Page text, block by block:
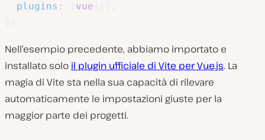
plugins : vue
Nell’esempio precedente, abbiamo importato e
installato solo il plugin ufficiale di Vite per Vue.js. La
magia di Vite sta nella sua capacità di rilevare
automaticamente le impostazioni giuste per la
maggior parte dei progetti.